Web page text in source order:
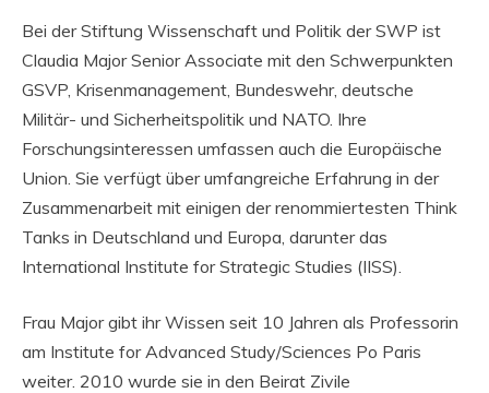
Bei der Stiftung Wissenschaft und Politik der SWP ist
Claudia Major Senior Associate mit den Schwerpunkten
GSVP, Krisenmanagement, Bundeswehr, deutsche
Militär- und Sicherheitspolitik und NATO. Ihre
Forschungsinteressen umfassen auch die Europäische
Union. Sie verfügt über umfangreiche Erfahrung in der
Zusammenarbeit mit einigen der renommiertesten Think
Tanks in Deutschland und Europa, darunter das
International Institute for Strategic Studies (IISS).
Frau Major gibt ihr Wissen seit 10 Jahren als Professorin
am Institute for Advanced Study/Sciences Po Paris
weiter. 2010 wurde sie in den Beirat Zivile